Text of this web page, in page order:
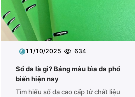
11/10/2025 634
Sổ da là gì? Bảng màu bìa da phổ
biến hiện nay
Tìm hiểu sổ da cao cấp từ chất liệu